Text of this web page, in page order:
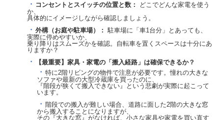
コンセントとスイッチの位置と数：
どこでどんな家電を使う
か、
具体的にイメージしながら確認しましょう。
外構（お庭や駐車場）： 駐車場に「車1台分」とあっても、
実際に停めやすいか、
乗り降りはスムーズかを確認。自転車を置くスペースは十分にあ
りますか？
【最重要】家具・家電の「搬入経路」は確保できるか？
特に2階リビングの物件で注意が必要です。憧れの大きな
ソファや最新の大型冷蔵庫を買ったのに、
『階段が狭くて搬入できない』という悲劇が実際に起こって
います。
階段での搬入が難しい場合、道路に面した2階の大きな窓
から搬入することになりますが、
その『大きな窓』がなければ、小さな家具や家電を買い直す